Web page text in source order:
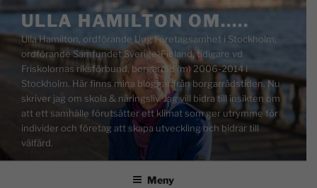
ULLA HAMILTON OM…..
Ulla Hamilton, ordförande Ung Företagsamhet i Stockholm,
ordförande Samfundet Sverige-Finland, tidigare vd
Friskolornas riksförbund, borgarråd (m) 2006-2014 i
Stockholm. Här finns mina bloggar från borgarrådstiden. Nu
skriver jag om skola & näringsliv. Jag vill bidra till insikten om
att ett samhälle förutsätter ett klimat som ger utrymme för
individer och företag att skapa utveckling och bidrar till
välfärd.
Meny